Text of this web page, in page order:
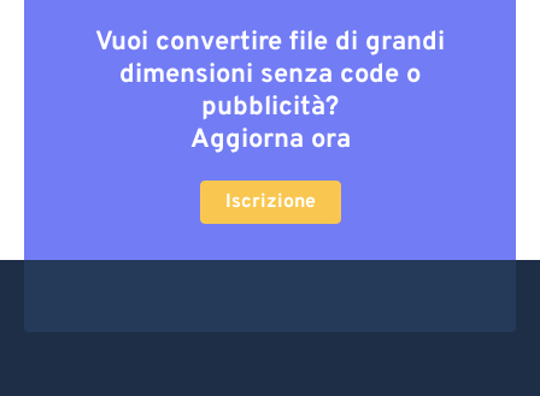
Vuoi convertire file di grandi
dimensioni senza code o
pubblicità?
Aggiorna ora
Iscrizione